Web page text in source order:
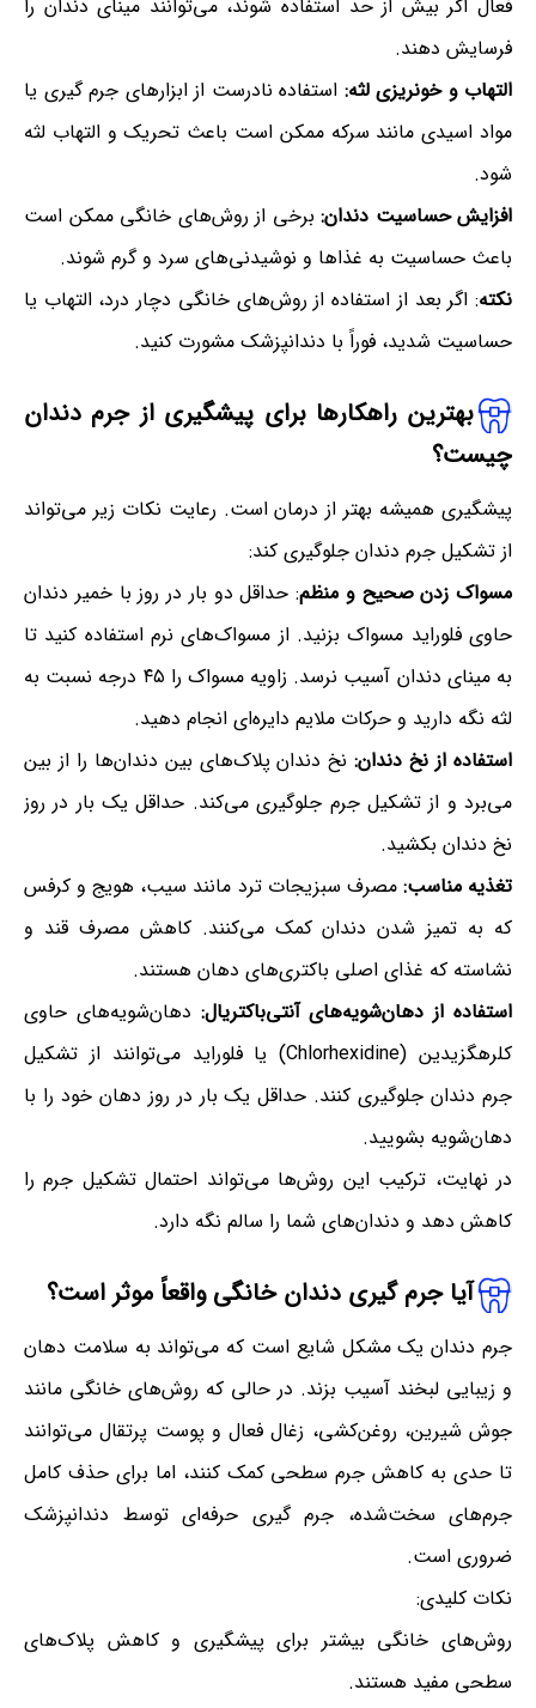
فعال اگر بیش از حد استفاده شوند، می‌توانند مینای دندان را
فرسایش دهند.
التهاب و خونریزی لثه: استفاده نادرست از ابزارهای جرم گیری یا
مواد اسیدی مانند سرکه ممکن است باعث تحریک و التهاب لثه
شود.
افزایش حساسیت دندان: برخی از روش‌های خانگی ممکن است
باعث حساسیت به غذاها و نوشیدنی‌های سرد و گرم شوند.
نکته: اگر بعد از استفاده از روش‌های خانگی دچار درد، التهاب یا
حساسیت شدید، فوراً با دندانپزشک مشورت کنید.
بهترین راهکارها برای پیشگیری از جرم دندان
چیست؟
پیشگیری همیشه بهتر از درمان است. رعایت نکات زیر می‌تواند
از تشکیل جرم دندان جلوگیری کند:
مسواک زدن صحیح و منظم: حداقل دو بار در روز با خمیر دندان
حاوی فلوراید مسواک بزنید. از مسواک‌های نرم استفاده کنید تا
به مینای دندان آسیب نرسد. زاویه مسواک را ۴۵ درجه نسبت به
لثه نگه دارید و حرکات ملایم دایره‌ای انجام دهید.
استفاده از نخ دندان:نخ دندان پلاک‌های بین دندان‌ها را از بین
می‌برد و از تشکیل جرم جلوگیری می‌کند. حداقل یک بار در روز
نخ دندان بکشید.
تغذیه مناسب: مصرف سبزیجات ترد مانند سیب، هویج و کرفس
که به تمیز شدن دندان کمک می‌کنند. کاهش مصرف قند و
نشاسته که غذای اصلی باکتری‌های دهان هستند.
استفاده از دهان‌شویه‌های آنتی‌باکتریال: دهان‌شویه‌های حاوی
کلرهگزیدین (Chlorhexidine) یا فلوراید می‌توانند از تشکیل
جرم دندان جلوگیری کنند. حداقل یک بار در روز دهان خود را با
دهان‌شویه بشویید.
در نهایت، ترکیب این روش‌ها می‌تواند احتمال تشکیل جرم را
کاهش دهد و دندان‌های شما را سالم نگه دارد.
آیا جرم گیری دندان خانگی واقعاً موثر است؟
جرم دندان یک مشکل شایع است که می‌تواند به سلامت دهان
و زیبایی لبخند آسیب بزند. در حالی که روش‌های خانگی مانند
جوش شیرین، روغن‌کشی، زغال فعال و پوست پرتقال می‌توانند
تا حدی به کاهش جرم سطحی کمک کنند، اما برای حذف کامل
جرم‌های سخت‌شده، جرم گیری حرفه‌ای توسط دندانپزشک
ضروری است.
نکات کلیدی:
روش‌های خانگی بیشتر برای پیشگیری و کاهش پلاک‌های
سطحی مفید هستند.